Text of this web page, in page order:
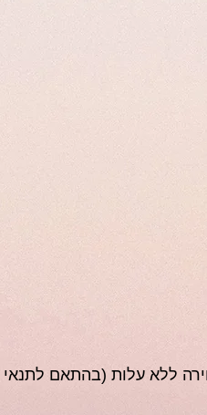
ללא עלות (בהתאם